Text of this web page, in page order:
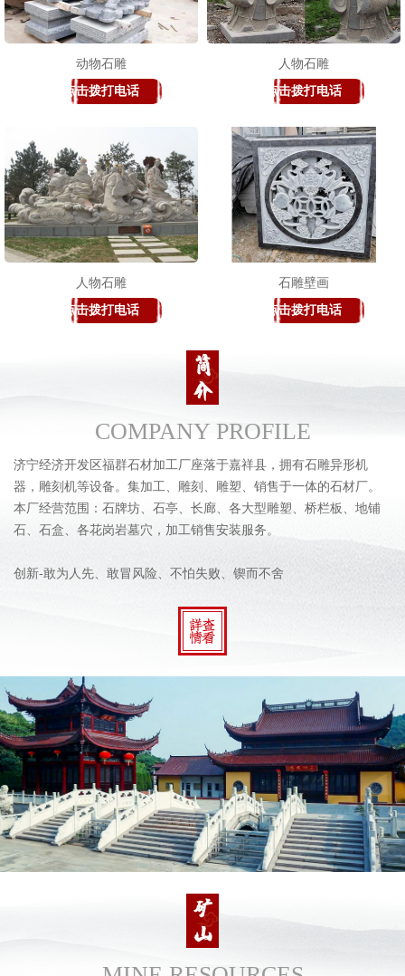
动物石雕
点击拨打电话
人物石雕
点击拨打电话
人物石雕
点击拨打电话
石雕壁画
点击拨打电话
COMPANY PROFILE
济宁经济开发区福群石材加工厂座落于嘉祥县，拥有石雕异形机
器，雕刻机等设备。集加工、雕刻、雕塑、销售于一体的石材厂。
本厂经营范围：石牌坊、石亭、长廊、各大型雕塑、桥栏板、地铺
石、石盒、各花岗岩墓穴，加工销售安装服务。
创新-敢为人先、敢冒风险、不怕失败、锲而不舍